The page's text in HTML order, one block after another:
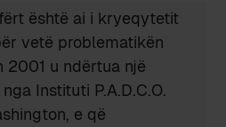
është ai i kryeqytetit
vetë problematikën
2001 u ndërtua një
Instituti P.A.D.C.O.
e që